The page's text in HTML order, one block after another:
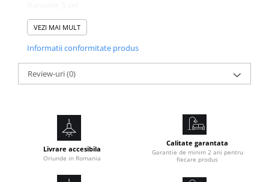
Birou, living, sufragerie, hotel, restaurant, bar, hol, cafenele,
etc
Sursa de lumina: 1xE27
Culoare: gold
Dimensiuni: 20x25cm, Inaltime 100cm reglabila
VEZI MAI MULT
Informatii conformitate produs
Review-uri(0)
Livrare accesibila
Oriunde in Romania
Calitate garantata
Garantie de minim 2 ani pentru
fiecare produs